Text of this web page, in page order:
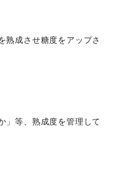
熟成させ糖度をアップさ
」等、熟成度を管理して